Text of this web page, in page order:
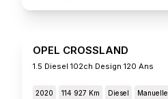
OPEL CROSSLAND
1.5 Diesel 102ch Design 120 Ans
2020 114 927 Km Diesel Manuelle